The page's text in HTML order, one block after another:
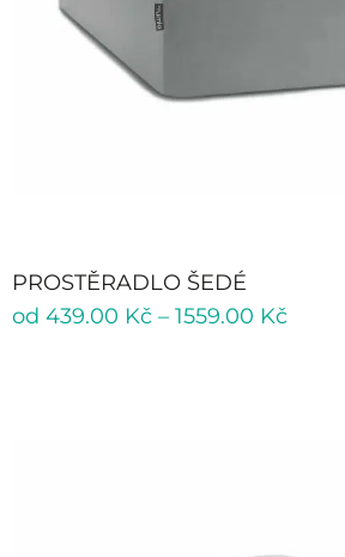
PROSTĚRADLO ŠEDÉ
od 439.00 Kč – 1559.00 Kč